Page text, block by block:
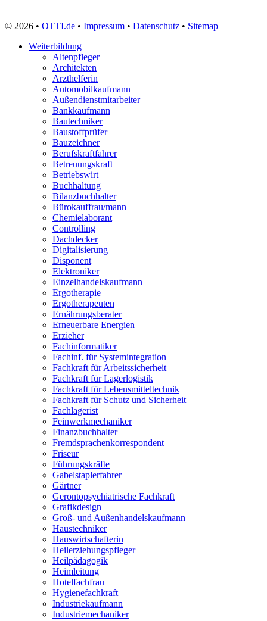
© 2026 • OTTI.de • Impressum • Datenschutz • Sitemap
Weiterbildung
Altenpfleger
Architekten
Arzthelferin
Automobilkaufmann
Außendienstmitarbeiter
Bankkaufmann
Bautechniker
Baustoffprüfer
Bauzeichner
Berufskraftfahrer
Betreuungskraft
Betriebswirt
Buchhaltung
Bilanzbuchhalter
Bürokauffrau/mann
Chemielaborant
Controlling
Dachdecker
Digitalisierung
Disponent
Elektroniker
Einzelhandelskaufmann
Ergotherapie
Ergotherapeuten
Ernährungsberater
Erneuerbare Energien
Erzieher
Fachinformatiker
Fachinf. für Systemintegration
Fachkraft für Arbeitssicherheit
Fachkraft für Lagerlogistik
Fachkraft für Lebensmitteltechnik
Fachkraft für Schutz und Sicherheit
Fachlagerist
Feinwerkmechaniker
Finanzbuchhalter
Fremdsprachenkorrespondent
Friseur
Führungskräfte
Gabelstaplerfahrer
Gärtner
Gerontopsychiatrische Fachkraft
Grafikdesign
Groß- und Außenhandelskaufmann
Haustechniker
Hauswirtschafterin
Heilerziehungspfleger
Heilpädagogik
Heimleitung
Hotelfachfrau
Hygienefachkraft
Industriekaufmann
Industriemechaniker